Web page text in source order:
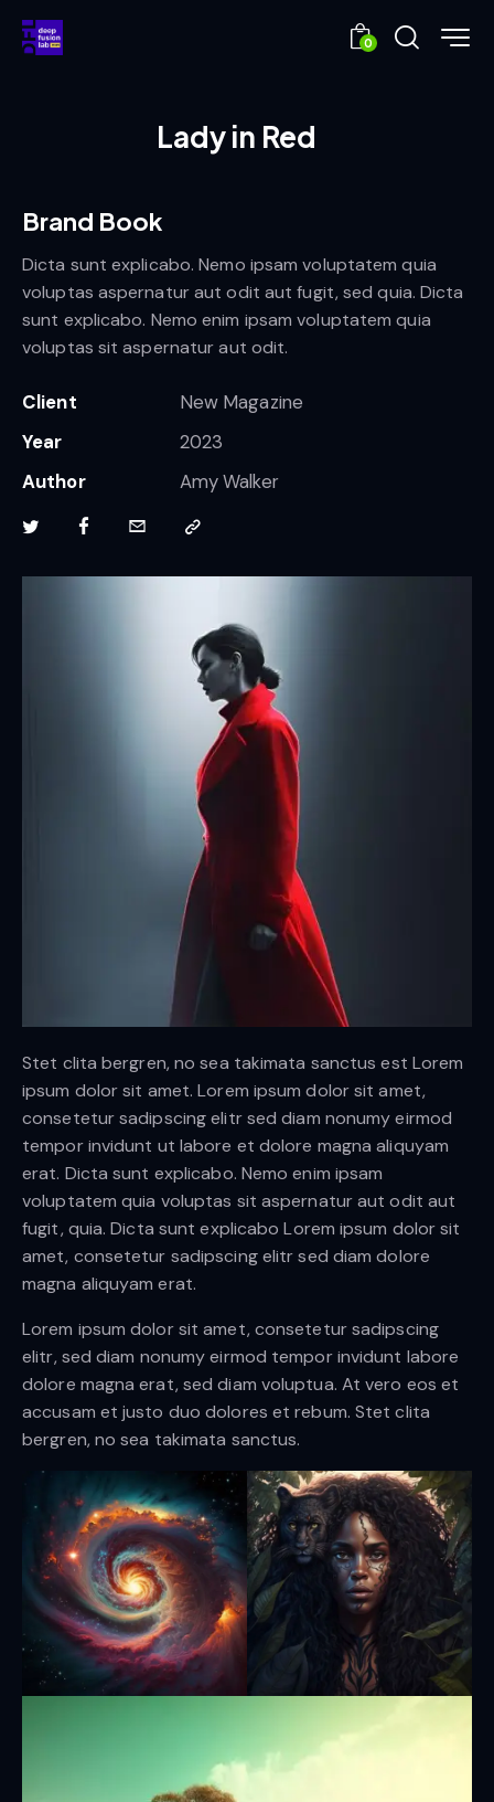
0
Lady in Red
Stet clita bergren, no sea takimata sanctus est Lorem
ipsum dolor sit amet. Lorem ipsum dolor sit amet,
consetetur sadipscing elitr sed diam nonumy eirmod
tempor invidunt ut labore et dolore magna aliquyam
erat. Dicta sunt explicabo. Nemo enim ipsam
voluptatem quia voluptas sit aspernatur aut odit aut
fugit, quia. Dicta sunt explicabo Lorem ipsum dolor sit
amet, consetetur sadipscing elitr sed diam dolore
magna aliquyam erat.
Lorem ipsum dolor sit amet, consetetur sadipscing
elitr, sed diam nonumy eirmod tempor invidunt labore
dolore magna erat, sed diam voluptua. At vero eos et
accusam et justo duo dolores et rebum. Stet clita
bergren, no sea takimata sanctus.
Brand Book
Dicta sunt explicabo. Nemo ipsam voluptatem quia
voluptas aspernatur aut odit aut fugit, sed quia. Dicta
sunt explicabo. Nemo enim ipsam voluptatem quia
voluptas sit aspernatur aut odit.
Client
New Magazine
Year
2023
Author
Amy Walker